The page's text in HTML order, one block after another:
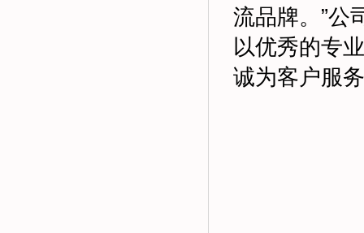
流品牌。”公
以优秀的专
诚为客户服